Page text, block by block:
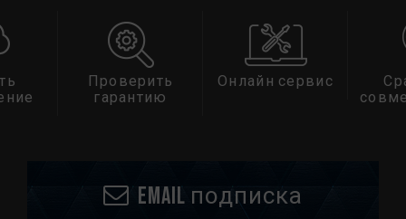
Проверить
гарантию
Онлайн сервис
Email подписка